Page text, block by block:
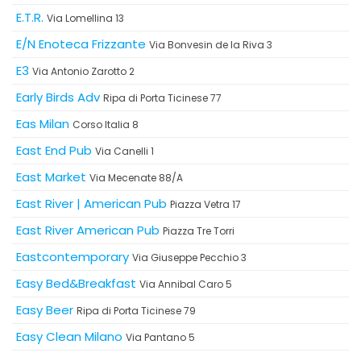
E.T.R. Via Lomellina 13
E/N Enoteca Frizzante Via Bonvesin de la Riva 3
E3 Via Antonio Zarotto 2
Early Birds Adv Ripa di Porta Ticinese 77
Eas Milan Corso Italia 8
East End Pub Via Canelli 1
East Market Via Mecenate 88/A
East River | American Pub Piazza Vetra 17
East River American Pub Piazza Tre Torri
Eastcontemporary Via Giuseppe Pecchio 3
Easy Bed&Breakfast Via Annibal Caro 5
Easy Beer Ripa di Porta Ticinese 79
Easy Clean Milano Via Pantano 5